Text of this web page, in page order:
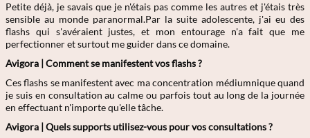
Petite déjà, je savais que je n'étais pas comme les autres et j'étais très
sensible au monde paranormal.Par la suite adolescente, j'ai eu des
flashs qui s'avéraient justes, et mon entourage n'a fait que me
perfectionner et surtout me guider dans ce domaine.
Avigora | Comment se manifestent vos flashs ?
Ces flashs se manifestent avec ma concentration médiumnique quand
je suis en consultation au calme ou parfois tout au long de la journée
en effectuant n'importe qu'elle tâche.
Avigora | Quelssupports utilisez-vous pour vos consultations ?